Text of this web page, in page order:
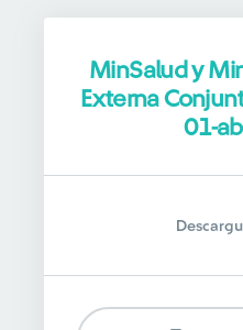
MinSalud y
Externa
01-